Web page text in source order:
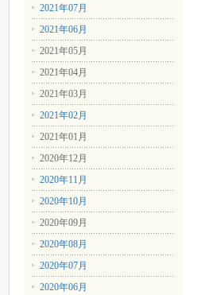
2021年07月
2021年06月
2021年05月
2021年04月
2021年03月
2021年02月
2021年01月
2020年12月
2020年11月
2020年10月
2020年09月
2020年08月
2020年07月
2020年06月